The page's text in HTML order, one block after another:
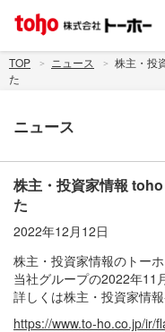
会社案内
グループ企業
株主・投資家情報
トーホーグループのサス
ニュース
採用情報
お問い合わせ
TOP ニュース
株主・投
た
ニュース
株主・投資家情報
た
2022年12月12日
株主・投資家情報のトー
当社グループの2022年11
詳しくは株主・投資家情報
https://www.to-ho.co.jp/ir/